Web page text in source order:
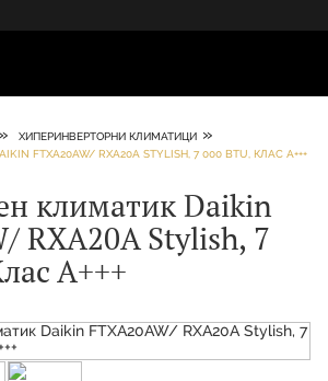
» ХИПЕРИНВЕРТОРНИ КЛИМАТИЦИ »
FTXA20AW/ RXA20A STYLISH, 7 000 BTU, КЛАС А+++
климатик Daikin
RXA20A Stylish, 7
А+++